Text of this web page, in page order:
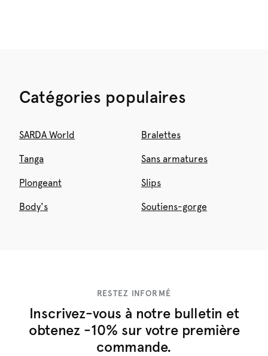
Catégories populaires
SARDA World Bralettes
Tanga Sans armatures
Plongeant Slips
Body's Soutiens-gorge
RESTEZ INFORMÉ
Inscrivez-vous à notre bulletin et
obtenez -10% sur votre première
commande.